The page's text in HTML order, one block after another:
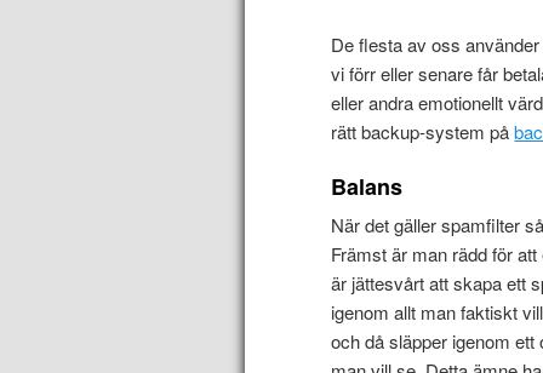
De flesta av oss
vi förr eller senare får
eller andra emotionellt
rätt backup-system på
Balans
När det gäller spamfilter
Främst är man rädd för
är jättesvårt att skapa ett
igenom allt man faktiskt
och då släpper igenom